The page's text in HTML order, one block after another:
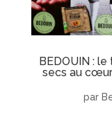
BEDOUIN :
secs au
par